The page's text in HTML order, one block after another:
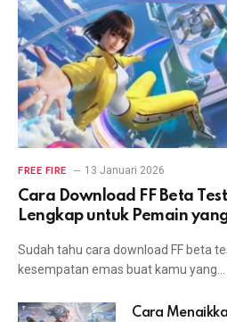
FREE FIRE 13 Januari 2026
Cara Download FF Beta
Lengkap untuk Pemain
Sudah tahu cara download FF beta
kesempatan emas buat kamu yang…
Cara